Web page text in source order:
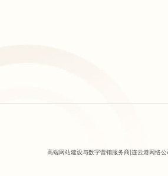
高端网站建设与数字营销服务商|连云港网络公